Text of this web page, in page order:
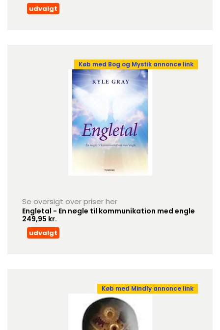
udvalgt
Køb med Bog og Mystik annonce link
Se oversigt over priser her
Engletal - En nøgle til kommunikation med engle
249,95 kr.
udvalgt
Køb med Mindly annonce link